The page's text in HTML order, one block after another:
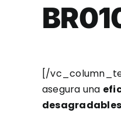
[/
asegura una
desagradables